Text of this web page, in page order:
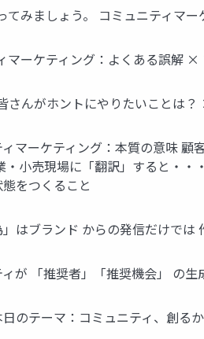
てみましょう。 コミュニティマー
マーケティング：よくある誤解
さんがホントにやりたいことは
マーケティング：本質の意味
小売現場に「翻訳」すると・・
をつくること
」はブランド からの発信だけでは
が 「推奨者」「推奨機会」 の生
日のテーマ：コミュニティ、創